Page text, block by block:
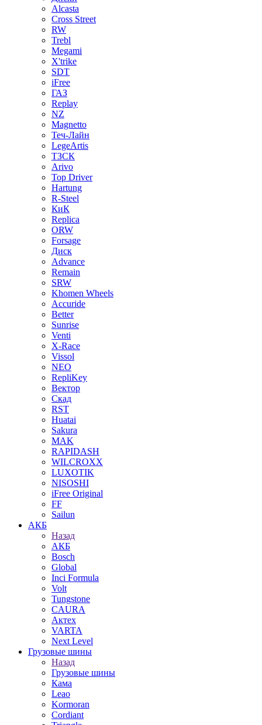
Alcasta
Cross Street
RW
Trebl
Megami
X'trike
SDT
iFree
ГАЗ
Replay
NZ
Magnetto
Теч-Лайн
LegeArtis
ТЗСК
Arivo
Top Driver
Hartung
R-Steel
КиК
Replica
ORW
Forsage
Диск
Advance
Remain
SRW
Khomen Wheels
Accuride
Better
Sunrise
Venti
X-Race
Vissol
NEO
RepliKey
Вектор
Скад
RST
Huatai
Sakura
MAK
RAPIDASH
WILCROXX
LUXOTIK
NISOSHI
iFree Original
FF
Sailun
АКБ
Назад
АКБ
Bosch
Global
Inci Formula
Volt
Tungstone
CAURA
Актех
VARTA
Next Level
Грузовые шины
Назад
Грузовые шины
Кама
Leao
Kormoran
Cordiant